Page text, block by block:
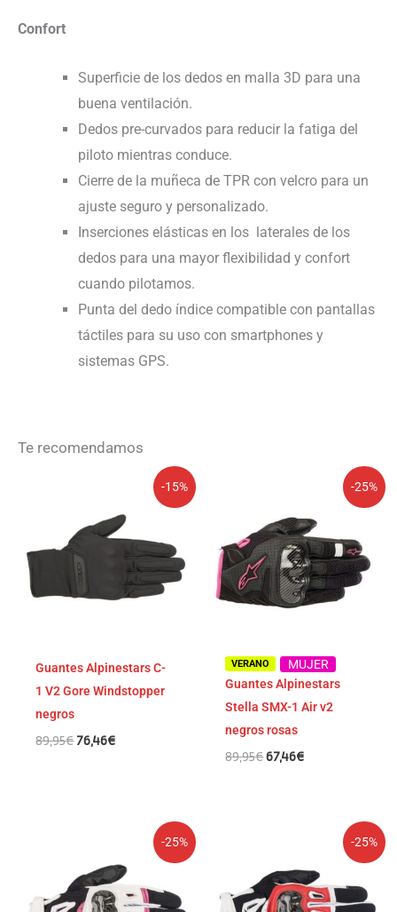
Confort
Superficie de los dedos en malla 3D para una
buena ventilación.
Dedos pre-curvados para reducir la fatiga del
piloto mientras conduce.
Cierre de la muñeca de TPR con velcro para un
ajuste seguro y personalizado.
Inserciones elásticas en los laterales de los
dedos para una mayor flexibilidad y confort
cuando pilotamos.
Punta del dedo índice compatible con pantallas
táctiles para su uso con smartphones y
sistemas GPS.
Te recomendamos
-15%
Guantes Alpinestars C-
1 V2 Gore Windstopper
negros
89,95€
original
era:
76,46€
actual
es:
76,46€.
-25%
VERANO
MUJER
Guantes Alpinestars
Stella SMX-1 Air v2
negros rosas
89,95€
original
era:
89,95€.
67,46€
es:
67,46€.
-25%
original
era:
99,95€.
actual
es:
74,96€.
-25%
original
era:
99,95€.
actual
es:
74,96€.